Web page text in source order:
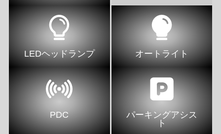
LEDヘッドランプ オートライト
PDC
パーキングアシス
ト